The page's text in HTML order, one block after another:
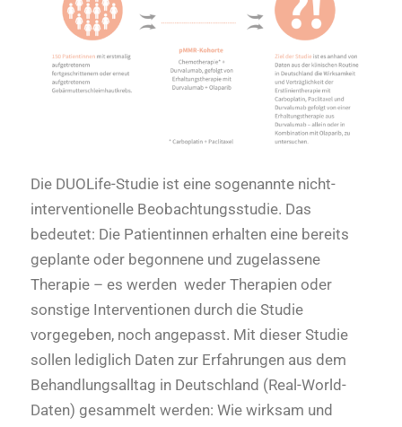
Die DUOLife-Studie ist eine sogenannte nicht-
interventionelle Beobachtungsstudie. Das
bedeutet: Die Patientinnen erhalten eine bereits
geplante oder begonnene und zugelassene
Therapie – es werden weder Therapien oder
sonstige Interventionen durch die Studie
vorgegeben, noch angepasst. Mit dieser Studie
sollen lediglich Daten zur Erfahrungen aus dem
Behandlungsalltag in Deutschland (Real-World-
Daten) gesammelt werden: Wie wirksam und